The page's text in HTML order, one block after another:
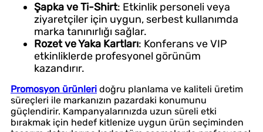
Şapka ve Ti-Shirt: Etkinlik personeli veya
ziyaretçiler için uygun, serbest kullanımda
marka tanınırlığı sağlar.
Rozet ve Yaka Kartları: Konferans ve VIP
etkinliklerde profesyonel görünüm
kazandırır.
Promosyon ürünleri doğru planlama ve kaliteli üretim
süreçleri ile markanızın pazardaki konumunu
güçlendirir. Kampanyalarınızda uzun süreli etki
bırakmak için hedef kitlenize uygun ürün seçiminden